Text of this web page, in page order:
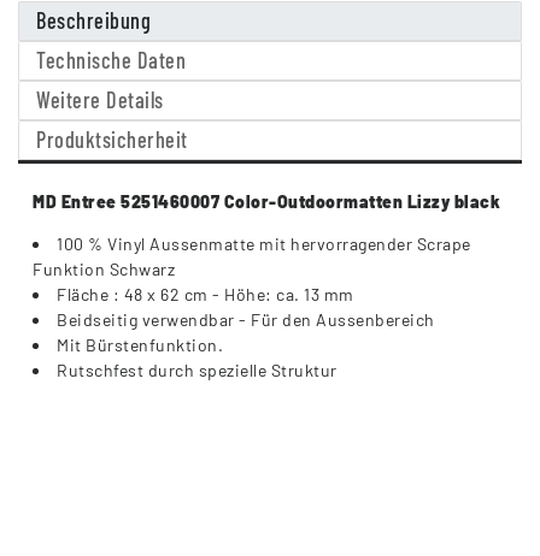
Beschreibung
Technische Daten
Weitere Details
Produktsicherheit
MD Entree 5251460007 Color-Outdoormatten Lizzy black
100 % Vinyl Aussenmatte mit hervorragender Scrape
Funktion Schwarz
Fläche : 48 x 62 cm - Höhe: ca. 13 mm
Beidseitig verwendbar - Für den Aussenbereich
Mit Bürstenfunktion.
Rutschfest durch spezielle Struktur